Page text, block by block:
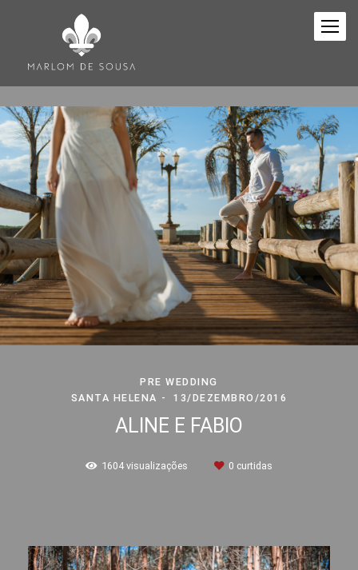
PRE WEDDING
SANTA HELENA
13/DEZEMBRO/2016
ALINE E FABIO
1604 visualizações 0 curtidas